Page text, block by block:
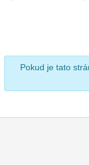
Pokud je tato